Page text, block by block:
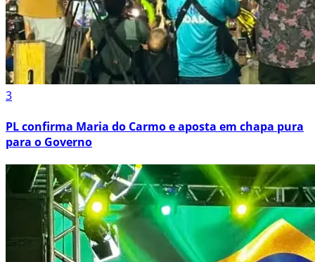
3
PL confirma Maria do Carmo e aposta em chapa pura
para o Governo